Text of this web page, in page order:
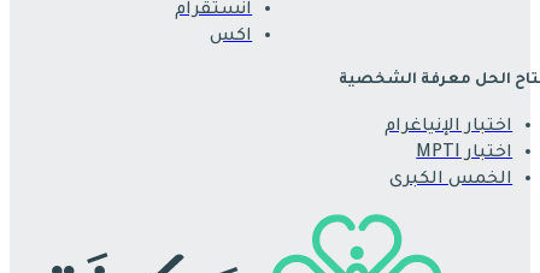
انستقرام
اكس
الحل معرفة الشخصية
اختبار الإنياغرام
اختبار MPTI
الخمس الكبرى